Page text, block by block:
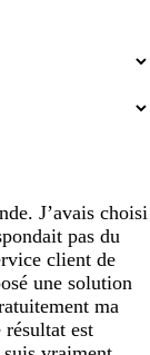
J’avais choisi
pas du
client de
une solution
ma
est